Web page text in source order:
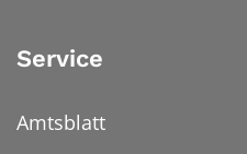
Service
Amtsblatt